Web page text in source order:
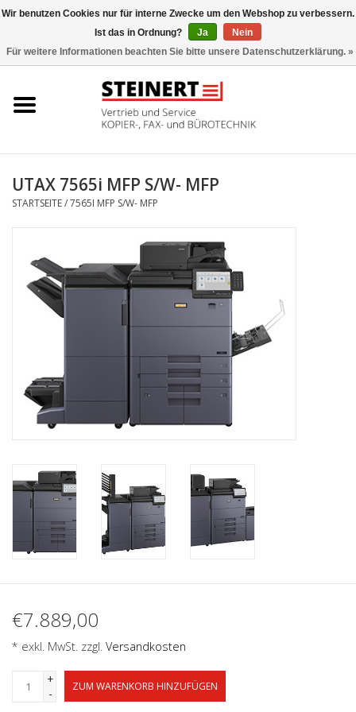
Büromaschinen- Service
Toner
Büromaschinen
Marken
UTAX 7565i MFP S/W- MFP
STARTSEITE/7565I MFP S/W- MFP
€7.889,00
* exkl. MwSt. zzgl. Versandkosten
+
-
ZUM WARENKORB HINZUFÜGEN
Wir benutzen Cookies nur für interne Zwecke um den Webshop zu verbessern.
Ist das in Ordnung?
Ja
Nein
Für weitere Informationen beachten Sie bitte unsere Datenschutzerklärung. »